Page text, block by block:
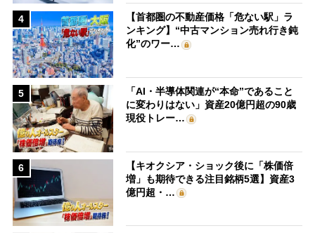
4
【首都圏の不動産価格「危ない駅」ラ
ンキング】“中古マンション売れ行き鈍
化”のワー…
5
「AI・半導体関連が“本命”であること
に変わりはない」資産20億円超の90歳
現役トレー…
6
【キオクシア・ショック後に「株価倍
増」も期待できる注目銘柄5選】資産3
億円超・…